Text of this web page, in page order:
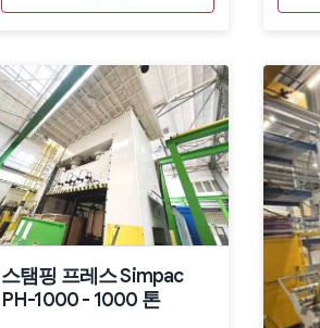
스탬핑 프레스 Simpac
PH-1000 - 1000 톤